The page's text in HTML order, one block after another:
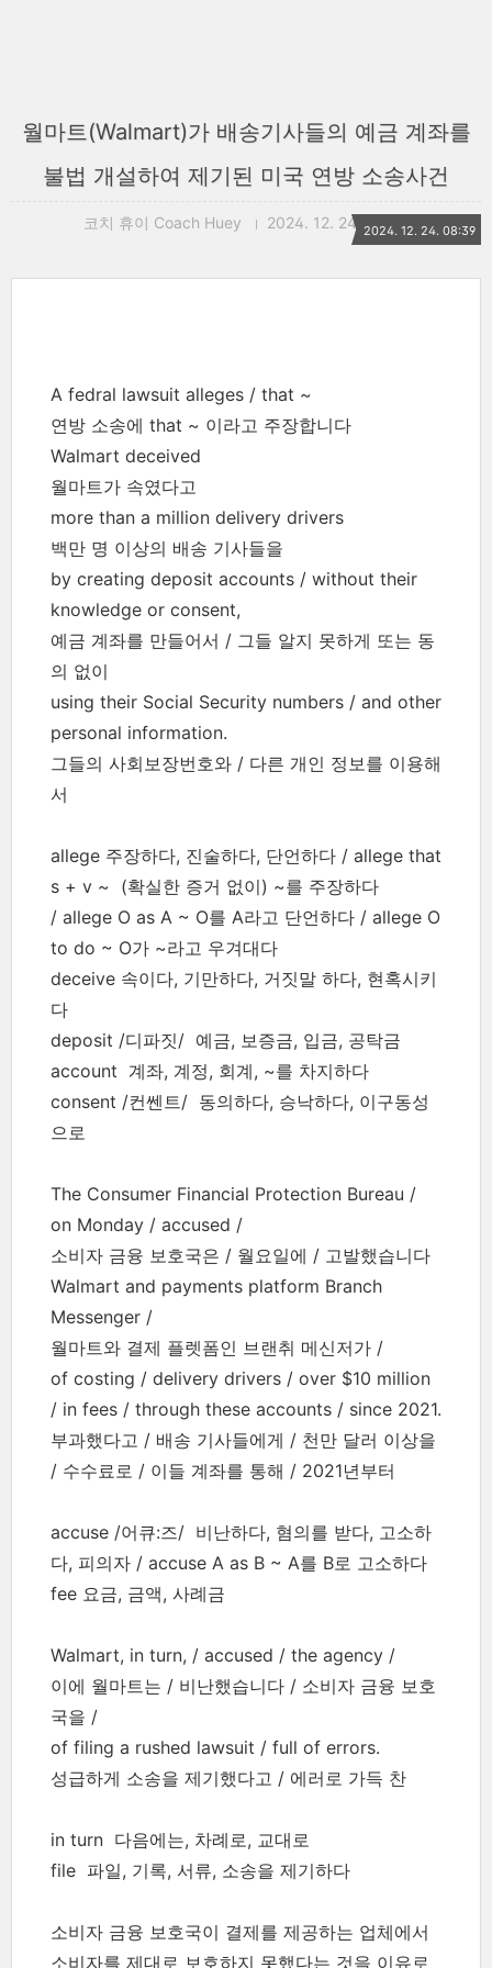
월마트(Walmart)가 배송기사들의 예금 계좌를
불법 개설하여 제기된 미국 연방 소송사건
코치 휴이 Coach Huey 2024. 12. 24. 08:392024. 12. 24. 08:39
A fedral lawsuit alleges / that ~
연방 소송에 that ~ 이라고 주장합니다
Walmart deceived
월마트가 속였다고
more than a million delivery drivers
백만 명 이상의 배송 기사들을
by creating deposit accounts / without their
knowledge or consent,
예금 계좌를 만들어서 / 그들 알지 못하게 또는 동
의 없이
using their Social Security numbers / and other
personal information.
그들의 사회보장번호와 / 다른 개인 정보를 이용해
서
allege 주장하다, 진술하다, 단언하다 / allege that
s + v ~ (확실한 증거 없이) ~를 주장하다
/ allege O as A ~ O를 A라고 단언하다 / allege O
to do ~ O가 ~라고 우겨대다
deceive 속이다, 기만하다, 거짓말 하다, 현혹시키
다
deposit /디파짓/ 예금, 보증금, 입금, 공탁금
account 계좌, 계정, 회계, ~를 차지하다
consent /컨쎈트/ 동의하다, 승낙하다, 이구동성
으로
The Consumer Financial Protection Bureau /
on Monday / accused /
소비자 금융 보호국은 / 월요일에 / 고발했습니다
Walmart and payments platform Branch
Messenger /
월마트와 결제 플렛폼인 브랜취 메신저가 /
of costing / delivery drivers / over $10 million
/ in fees / through these accounts / since 2021.
부과했다고 / 배송 기사들에게 / 천만 달러 이상을
/ 수수료로 / 이들 계좌를 통해 / 2021년부터
accuse /어큐:즈/ 비난하다, 혐의를 받다, 고소하
다, 피의자 / accuse A as B ~ A를 B로 고소하다
fee 요금, 금액, 사례금
Walmart, in turn, / accused / the agency /
이에 월마트는 / 비난했습니다 / 소비자 금융 보호
국을 /
of filing a rushed lawsuit / full of errors.
성급하게 소송을 제기했다고 / 에러로 가득 찬
in turn 다음에는, 차례로, 교대로
file 파일, 기록, 서류, 소송을 제기하다
소비자 금융 보호국이 결제를 제공하는 업체에서
소비자를 제대로 보호하지 못했다는 것을 이유로